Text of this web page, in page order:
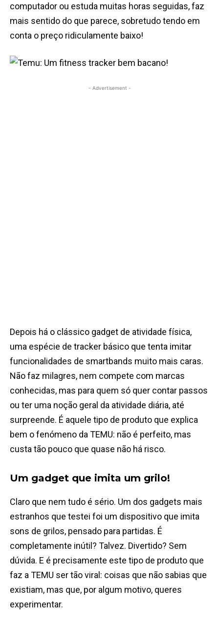
computador ou estuda muitas horas seguidas, faz
mais sentido do que parece, sobretudo tendo em
conta o preço ridiculamente baixo!
- Advertisement -
Depois há o clássico gadget de atividade física,
uma espécie de tracker básico que tenta imitar
funcionalidades de smartbands muito mais caras.
Não faz milagres, nem compete com marcas
conhecidas, mas para quem só quer contar passos
ou ter uma noção geral da atividade diária, até
surpreende. É aquele tipo de produto que explica
bem o fenómeno da TEMU: não é perfeito, mas
custa tão pouco que quase não há risco.
Um gadget que imita um grilo!
Claro que nem tudo é sério. Um dos gadgets mais
estranhos que testei foi um dispositivo que imita
sons de grilos, pensado para partidas. É
completamente inútil? Talvez. Divertido? Sem
dúvida. E é precisamente este tipo de produto que
faz a TEMU ser tão viral: coisas que não sabias que
existiam, mas que, por algum motivo, queres
experimentar.